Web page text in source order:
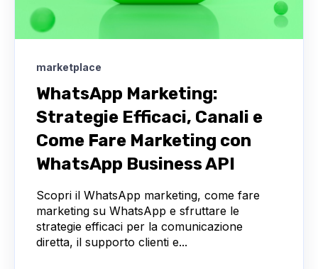
marketplace
WhatsApp Marketing:
Strategie Efficaci, Canali e
Come Fare Marketing con
WhatsApp Business API
Scopri il WhatsApp marketing, come fare
marketing su WhatsApp e sfruttare le
strategie efficaci per la comunicazione
diretta, il supporto clienti e...